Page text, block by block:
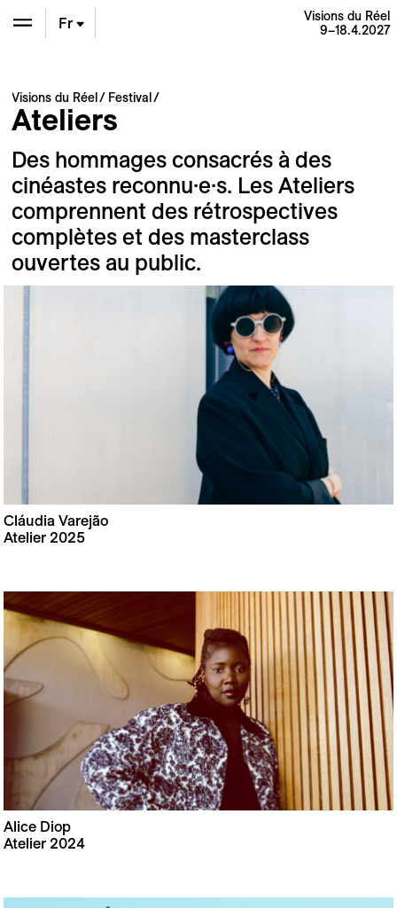
De
Fr
Visions du Réel
9–18.4.2027
Visions du Réel Festival
Ateliers
Des hommages consacrés à des
cinéastes reconnu·e·s. Les Ateliers
comprennent des rétrospectives
complètes et des masterclass
ouvertes au public.
Cláudia Varejão
Atelier 2025
Alice Diop
Atelier 2024